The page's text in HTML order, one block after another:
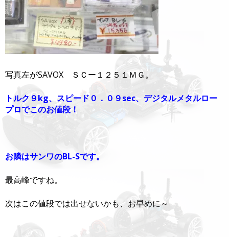
写真左がSAVOX ＳＣー１２５１ＭＧ。
トルク９kg、スピード０．０９sec、デジタルメタルロー
プロでこのお値段！
お隣はサンワのBL-Sです。
最高峰ですね。
次はこの値段では出せないかも、お早めに～